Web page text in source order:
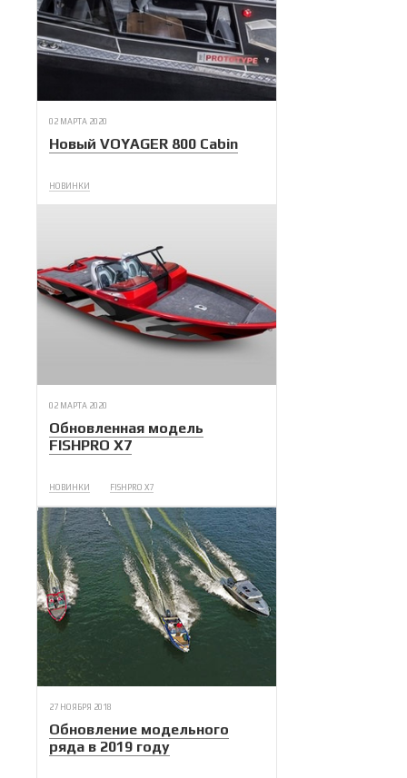
02 МАРТА 2020
Новый VOYAGER 800 Cabin
НОВИНКИ
02 МАРТА 2020
Обновленная модель
FISHPRO X7
НОВИНКИ FISHPRO X7
27 НОЯБРЯ 2018
Обновление модельного
ряда в 2019 году